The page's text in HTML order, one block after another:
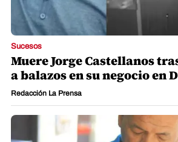
Sucesos
Muere Jorge Castellanos
a balazos en su negocio en
Redacción La Prensa